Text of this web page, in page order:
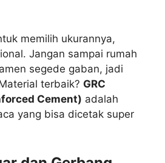
memilih ukurannya,
Jangan sampai rumah
segede gaban, jadi
terbaik? GRC
Cement) adalah
yang bisa dicetak super